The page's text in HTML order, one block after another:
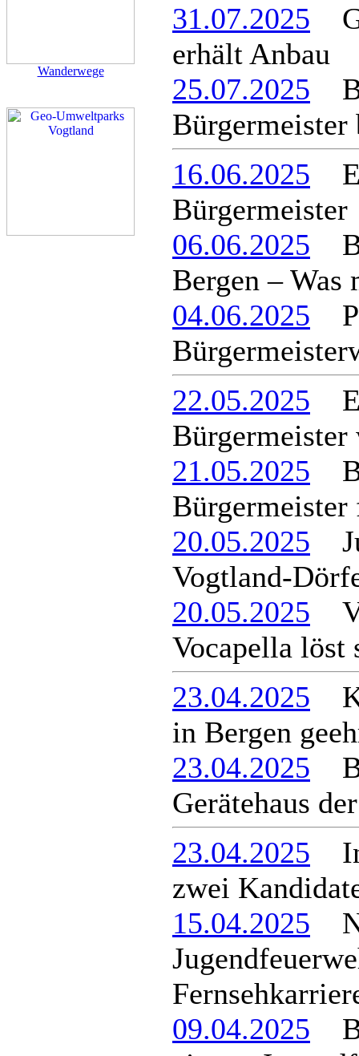
Wanderwege
31.07.2025
erhält Anbau
25.07.2025
16.06.2025
Bürgermeister
06.06.2025
Bergen – Was
04.06.2025
22.05.2025
Bürgermeister
21.05.2025
20.05.2025
Vogtland-
20.05.2025
Vocapella löst
23.04.2025
in Bergen
23.04.2025
Gerätehaus
23.04.2025 In
zwei
15.04.2025
09.04.2025